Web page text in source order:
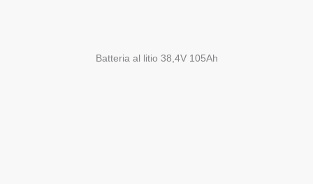
Batteria al litio 38,4V 105Ah